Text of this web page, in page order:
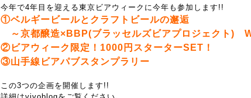
今年で4年目を迎える東京ビアウィークに今年も参加します!!
①ベルギービールとクラフトビールの邂逅
～京都醸造×BBP(ブラッセルズビアプロジェクト)
②ビアウィーク限定！1000円スターターSET！
③山手線ビアパブスタンプラリー
この3つの企画を開催します!!